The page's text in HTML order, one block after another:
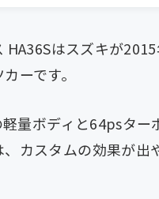
HA36Sはスズキが
ーです。
量ボディと64psター
カスタムの効果が出